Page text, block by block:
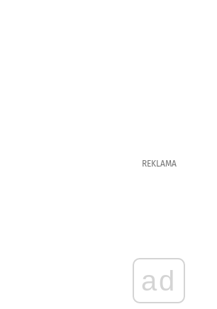
REKLAMA
ad